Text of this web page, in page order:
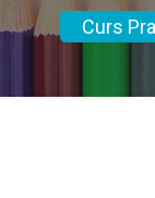
Curs